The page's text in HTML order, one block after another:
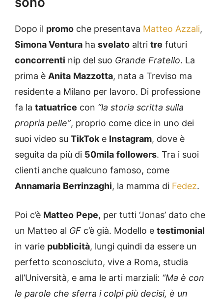
Dopo il promo che presentava Matteo Azzali,
Simona Ventura ha svelato altri tre futuri
concorrenti nip del suo Grande Fratello. La
prima è Anita Mazzotta, nata a Treviso ma
residente a Milano per lavoro. Di professione
fa la tatuatrice con “la storia scritta sulla
propria pelle”, proprio come dice in uno dei
suoi video su TikTok e Instagram, dove è
seguita da più di 50mila followers. Tra i suoi
clienti anche qualcuno famoso, come
Annamaria Berrinzaghi, la mamma di Fedez.
Poi c’è Matteo Pepe, per tutti ‘Jonas’ dato che
un Matteo al GF c’è già. Modello e testimonial
in varie pubblicità, lungi quindi da essere un
perfetto sconosciuto, vive a Roma, studia
all’Università, e ama le arti marziali: “Ma è con
le parole che sferra i colpi più decisi, è un